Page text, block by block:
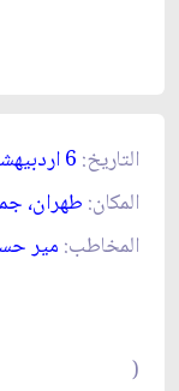
التاريخ: 6 اردبيهشت 1368 هـ. ش/ 19 رمضان 1409 هـ. ق‏
المكان: طهران،
المخاطب:مير
(